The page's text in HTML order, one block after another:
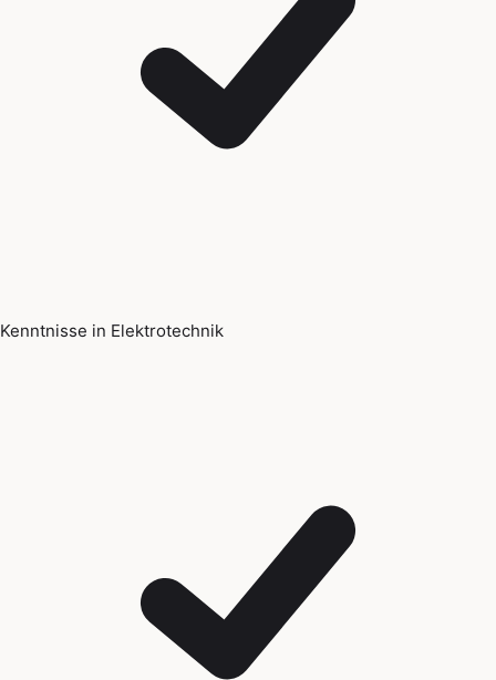
Kenntnisse in Elektrotechnik